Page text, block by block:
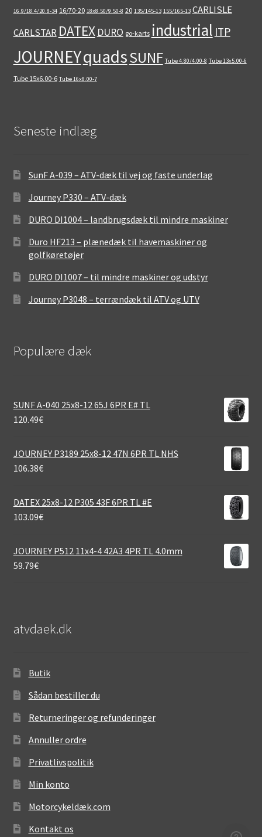
16.9/18.4/20.8-34 16/70-20 18x8.50/9.50-8 20 135/145-13 155/165-13 CARLISLE
CARLSTAR DATEX DURO go-karts industrial ITP
JOURNEYquadsSUNF Tube 4.80/4.00-8 Tube 13x5.00-6
Tube 15x6.00-6 Tube 16x8.00-7
Seneste indlæg
SunF A-039 – ATV-dæk til vej og faste underlag
Journey P330 – ATV-dæk
DURO DI1004 – landbrugsdæk til mindre maskiner
Duro HF213 – plænedæk til havemaskiner og
golfkøretøjer
DURO DI1007 – til mindre maskiner og udstyr
Journey P3048 – terrændæk til ATV og UTV
Populære dæk
SUNF A-040 25x8-12 65J 6PR E# TL
120.49€
JOURNEY P3189 25x8-12 47N 6PR TL NHS
106.38€
DATEX 25x8-12 P305 43F 6PR TL #E
103.09€
JOURNEY P512 11x4-4 42A3 4PR TL 4.0mm
59.79€
atvdaek.dk
Butik
Sådan bestiller du
Returneringer og refunderinger
Annuller ordre
Privatlivspolitik
Min konto
Motorcykeldæk.com
Kontakt os